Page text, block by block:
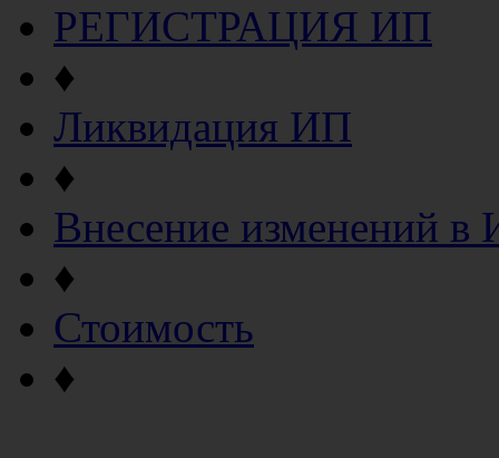
РЕГИСТРАЦИЯ ИП
♦
Ликвидация ИП
♦
Внесение изменений в
♦
Стоимость
♦